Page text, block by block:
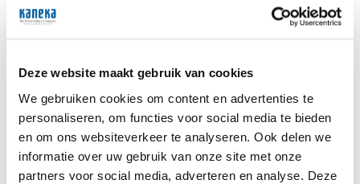
Deze website maakt gebruik van cookies
We gebruiken cookies om content en advertenties te
personaliseren, om functies voor social media te bieden
en om ons websiteverkeer te analyseren. Ook delen we
informatie over uw gebruik van onze site met onze
partners voor social media, adverteren en analyse. Deze
Jobkansen
Ongeacht jouw achtergrond, expertise of ervaring, bij
Kaneka ontdek je diverse loopbaanmogelijkheden. Je
hoeft absoluut geen chemie-expert te zijn om bij ons
te werken! Ben je leergierig, hou je van een uitdaging
en werk je graag samen met anderen? Dan pas je
perfect binnen ons Kaneka team.